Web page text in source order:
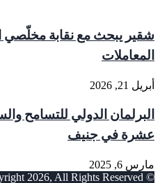
شقير يبحث مع نقابة مخلّصي
المعاملات
أبريل 21, 2026
البرلمان الدولي للتسامح
عشرة في جنيف
مارس 6, 2025
© Copyright 2026, All Rights Reserved